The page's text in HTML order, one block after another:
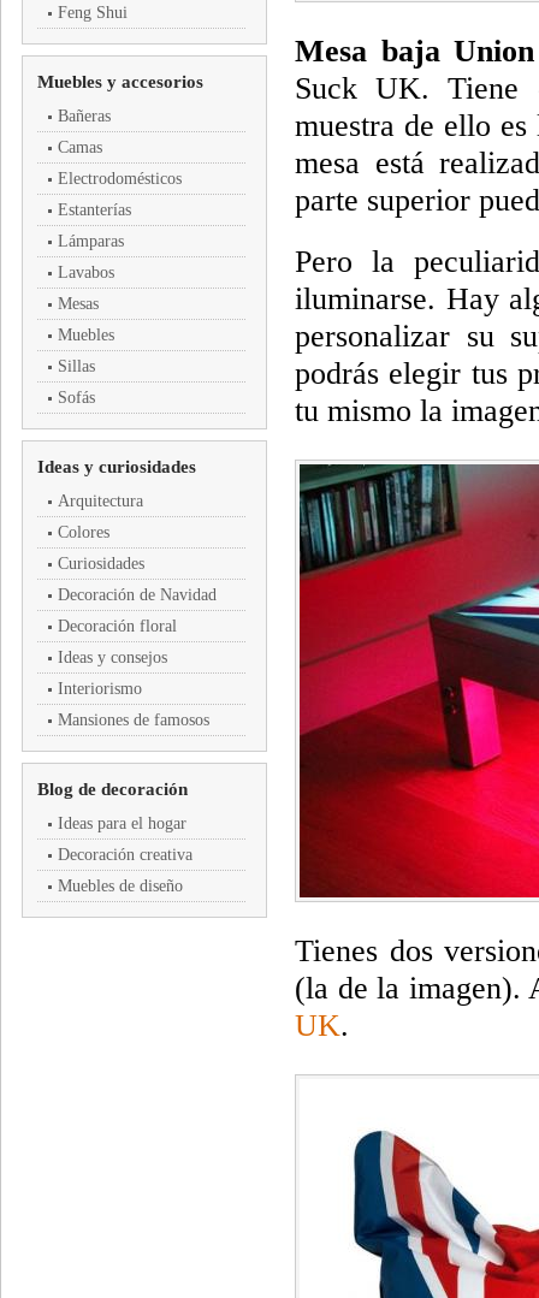
Feng Shui
Muebles y accesorios
Bañeras
Camas
Electrodomésticos
Estanterías
Lámparas
Lavabos
Mesas
Muebles
Sillas
Sofás
Ideas y curiosidades
Arquitectura
Colores
Curiosidades
Decoración de Navidad
Decoración floral
Ideas y consejos
Interiorismo
Mansiones de famosos
Blog de decoración
Ideas para el hogar
Decoración creativa
Muebles de diseño
Mesa baja
Suck UK. Tiene
muestra de ello
mesa está
parte superior
Pero la
iluminarse. Hay
personalizar su
podrás elegir tus
tu mismo la
Tienes dos
(la de la imagen).
UK.